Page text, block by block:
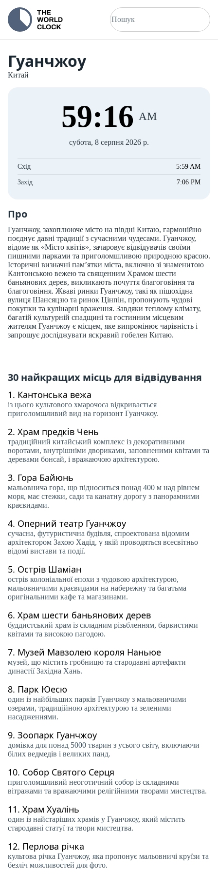
Гуанчжоу
Китай
59:16 AM
субота, 8 серпня 2026 р.
Схід 5:59 AM
Захід 7:06 PM
Про
Гуанчжоу, захоплююче місто на півдні Китаю, гармонійно
поєднує давні традиції з сучасними чудесами. Гуанчжоу,
відоме як «Місто квітів», зачаровує відвідувачів своїми
пишними парками та приголомшливою природною красою.
Історичні визначні пам’ятки міста, включно зі знаменитою
Кантонською вежею та священним Храмом шести
баньянових дерев, викликають почуття благоговіння та
благоговіння. Жваві ринки Гуанчжоу, такі як пішохідна
вулиця Шансяцзю та ринок Цінпін, пропонують чудові
покупки та кулінарні враження. Завдяки теплому клімату,
багатій культурній спадщині та гостинним місцевим
жителям Гуанчжоу є місцем, яке випромінює чарівність і
запрошує досліджувати яскравий гобелен Китаю.
30 найкращих місць для відвідування
1. Кантонська вежа
із цього культового хмарочоса відкривається
приголомшливий вид на горизонт Гуанчжоу.
2. Храм предків Чень
традиційний китайський комплекс із декоративними
воротами, внутрішніми двориками, заповненими квітами та
деревами бонсай, і вражаючою архітектурою.
3. Гора Байюнь
мальовнича гора, що підноситься понад 400 м над рівнем
моря, має стежки, сади та канатну дорогу з панорамними
краєвидами.
4. Оперний театр Гуанчжоу
сучасна, футуристична будівля, спроектована відомим
архітектором Захою Хадід, у якій проводяться всесвітньо
відомі вистави та події.
5. Острів Шаміан
острів колоніальної епохи з чудовою архітектурою,
мальовничими краєвидами на набережну та багатьма
оригінальними кафе та магазинами.
6. Храм шести баньянових дерев
буддистський храм із складним різьбленням, барвистими
квітами та високою пагодою.
7. Музей Мавзолею короля Наньюе
музей, що містить гробницю та стародавні артефакти
династії Західна Хань.
8. Парк Юесю
один із найбільших парків Гуанчжоу з мальовничими
озерами, традиційною архітектурою та зеленими
насадженнями.
9. Зоопарк Гуанчжоу
домівка для понад 5000 тварин з усього світу, включаючи
білих ведмедів і великих панд.
10. Собор Святого Серця
приголомшливий неоготичний собор із складними
вітражами та вражаючими релігійними творами мистецтва.
11. Храм Хуалінь
один із найстаріших храмів у Гуанчжоу, який містить
стародавні статуї та твори мистецтва.
12. Перлова річка
культова річка Гуанчжоу, яка пропонує мальовничі круїзи та
безліч можливостей для фото.